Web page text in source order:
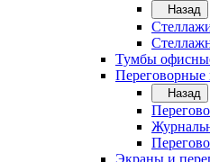
Назад
Тумбы
Назад
Экраны и